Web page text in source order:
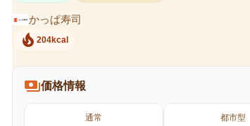
かっぱ寿司
local_fire_department 204kcal
payments価格情報
通常 都市型